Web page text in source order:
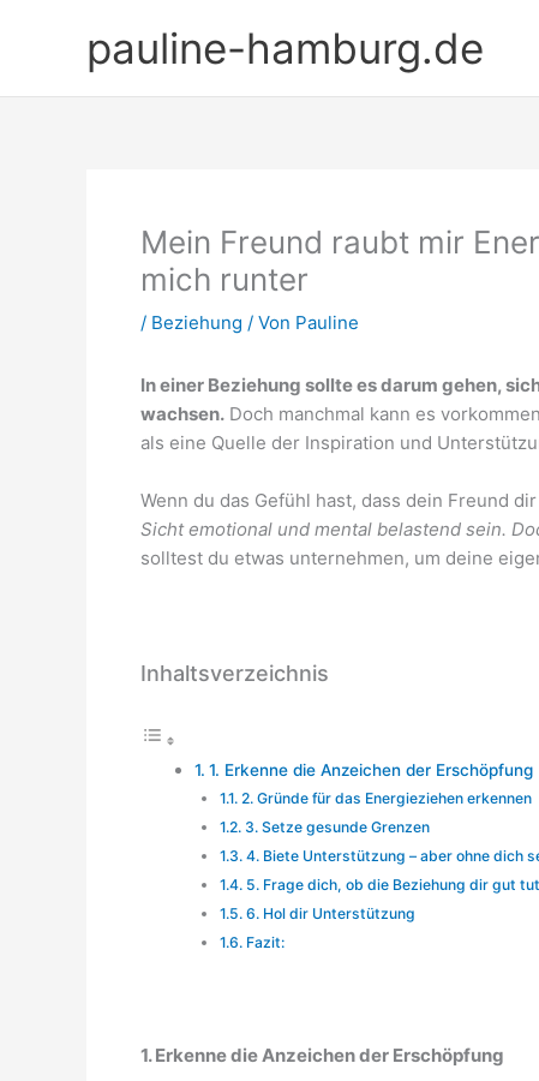
pauline-hamburg.de
Mein Freund raubt mir
mich runter
/ Beziehung / Von Pauline
In einer Beziehung sollte es darum gehen,
wachsen. Doch manchmal kann es
als eine Quelle der Inspiration und
Wenn du das Gefühl hast, dass dein Freund
Sicht emotional und mental belastend sein.
solltest du etwas unternehmen, um deine
Inhaltsverzeichnis
1. Erkenne die Anzeichen der Erschöpfung
2. Gründe für das Energieziehen erkennen
3. Setze gesunde Grenzen
4. Biete Unterstützung – aber ohne dich
5. Frage dich, ob die Beziehung dir gut tut
6. Hol dir Unterstützung
Fazit:
1. Erkenne die Anzeichen der Erschöpfung